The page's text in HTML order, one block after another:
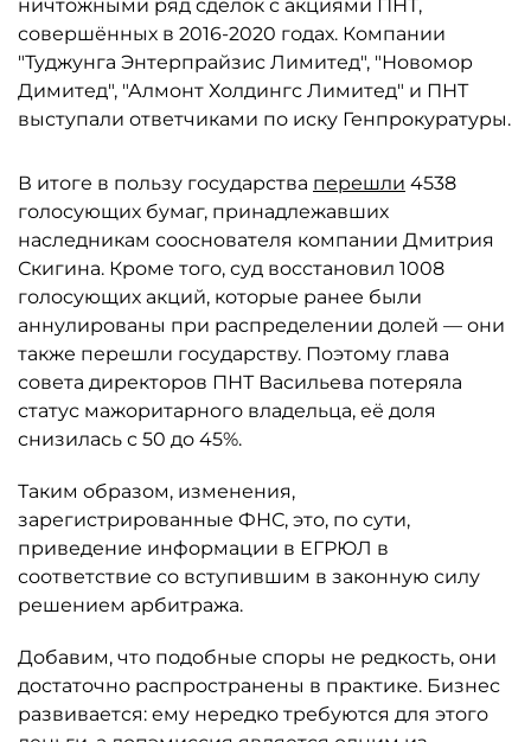
ничтожными ряд сделок с акциями ПНТ,
совершённых в 2016-2020 годах. Компании
"Туджунга Энтерпрайзис Лимитед", "Новомор
Димитед", "Алмонт Холдингс Лимитед" и ПНТ
выступали ответчиками по иску Генпрокуратуры.
В итоге в пользу государства перешли 4538
голосующих бумаг, принадлежавших
наследникам сооснователя компании Дмитрия
Скигина. Кроме того, суд восстановил 1008
голосующих акций, которые ранее были
аннулированы при распределении долей — они
также перешли государству. Поэтому глава
совета директоров ПНТ Васильева потеряла
статус мажоритарного владельца, её доля
снизилась с 50 до 45%.
Таким образом, изменения,
зарегистрированные ФНС, это, по сути,
приведение информации в ЕГРЮЛ в
соответствие со вступившим в законную силу
решением арбитража.
Добавим, что подобные споры не редкость, они
достаточно распространены в практике. Бизнес
развивается: ему нередко требуются для этого